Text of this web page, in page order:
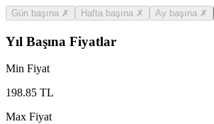
Gün başına ✗ Hafta başına ✗ Ay başına ✗
Yıl Başına Fiyatlar
Min Fiyat
198.85 TL
Max Fiyat